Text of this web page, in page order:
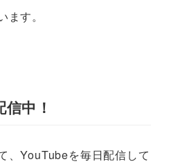
す。
中！
、YouTubeを毎日配信して